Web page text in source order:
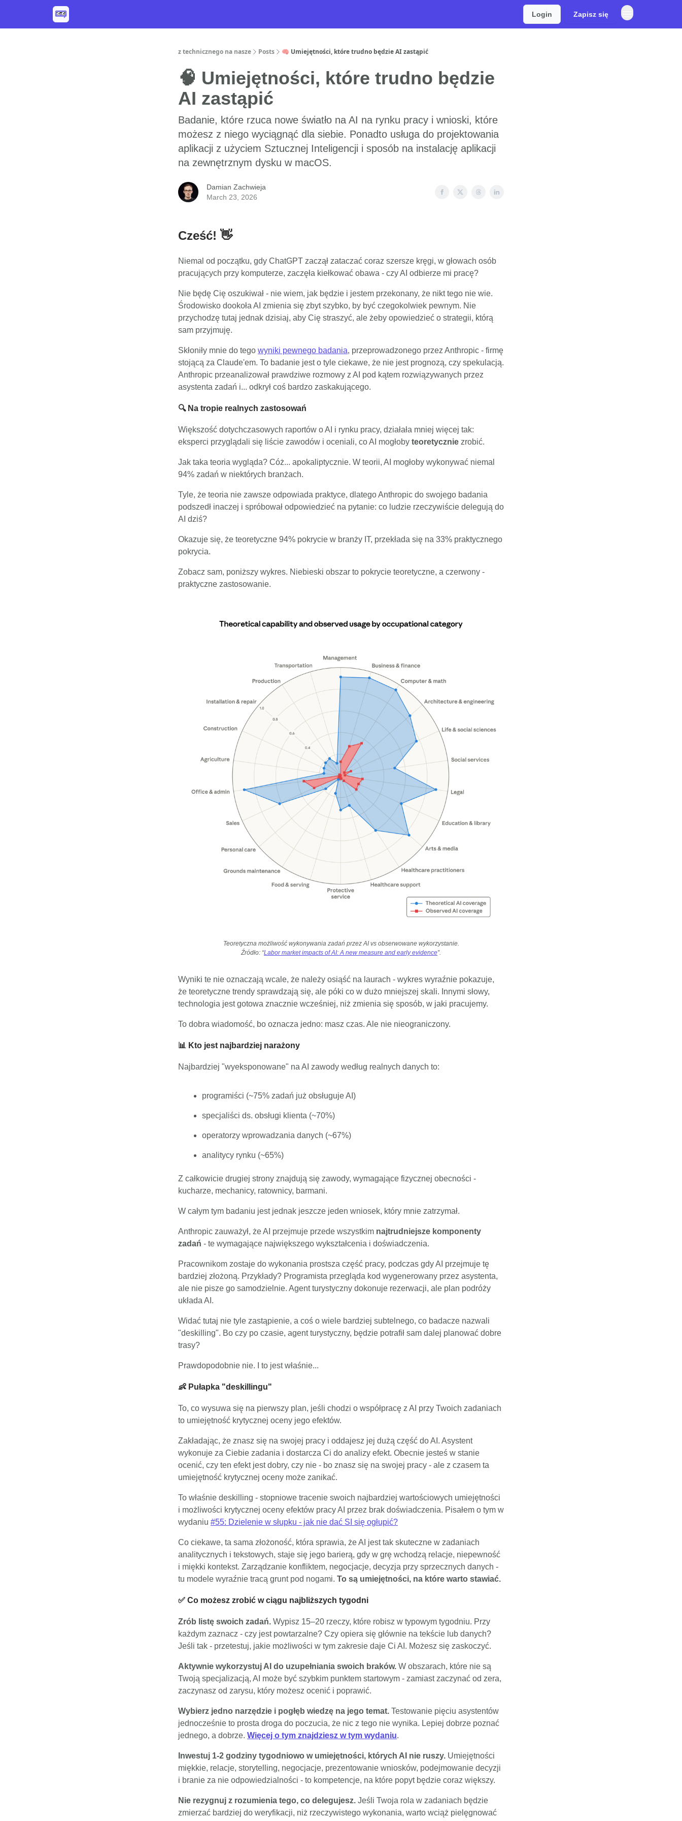
Login Zapisz się
z technicznego na nasze Posts 🧠 Umiejętności, które trudno będzie AI zastąpić
🧠 Umiejętności, które trudno będzie
AI zastąpić
Badanie, które rzuca nowe światło na AI na rynku pracy i wnioski, które
możesz z niego wyciągnąć dla siebie. Ponadto usługa do projektowania
aplikacji z użyciem Sztucznej Inteligencji i sposób na instalację aplikacji
na zewnętrznym dysku w macOS.
Damian Zachwieja
March 23, 2026
Cześć! 👋
Niemal od początku, gdy ChatGPT zaczął zataczać coraz szersze kręgi, w głowach osób
pracujących przy komputerze, zaczęła kiełkować obawa - czy AI odbierze mi pracę?
Nie będę Cię oszukiwał - nie wiem, jak będzie i jestem przekonany, że nikt tego nie wie.
Środowisko dookoła AI zmienia się zbyt szybko, by być czegokolwiek pewnym. Nie
przychodzę tutaj jednak dzisiaj, aby Cię straszyć, ale żeby opowiedzieć o strategii, którą
sam przyjmuję.
Skłoniły mnie do tego wyniki pewnego badania, przeprowadzonego przez Anthropic - firmę
stojącą za Claude'em. To badanie jest o tyle ciekawe, że nie jest prognozą, czy spekulacją.
Anthropic przeanalizował prawdziwe rozmowy z AI pod kątem rozwiązywanych przez
asystenta zadań i... odkrył coś bardzo zaskakującego.
🔍 Na tropie realnych zastosowań
Większość dotychczasowych raportów o AI i rynku pracy, działała mniej więcej tak:
eksperci przyglądali się liście zawodów i oceniali, co AI mogłoby teoretycznie zrobić.
Jak taka teoria wygląda? Cóż... apokaliptycznie. W teorii, AI mogłoby wykonywać niemal
94% zadań w niektórych branżach.
Tyle, że teoria nie zawsze odpowiada praktyce, dlatego Anthropic do swojego badania
podszedł inaczej i spróbował odpowiedzieć na pytanie: co ludzie rzeczywiście delegują do
AI dziś?
Okazuje się, że teoretyczne 94% pokrycie w branży IT, przekłada się na 33% praktycznego
pokrycia.
Zobacz sam, poniższy wykres. Niebieski obszar to pokrycie teoretyczne, a czerwony -
praktyczne zastosowanie.
Teoretyczna możliwość wykonywania zadań przez AI vs obserwowane wykorzystanie.
Źródło: “Labor market impacts of AI: A new measure and early evidence”.
Wyniki te nie oznaczają wcale, że należy osiąść na laurach - wykres wyraźnie pokazuje,
że teoretyczne trendy sprawdzają się, ale póki co w dużo mniejszej skali. Innymi słowy,
technologia jest gotowa znacznie wcześniej, niż zmienia się sposób, w jaki pracujemy.
To dobra wiadomość, bo oznacza jedno: masz czas. Ale nie nieograniczony.
📊 Kto jest najbardziej narażony
Najbardziej "wyeksponowane" na AI zawody według realnych danych to:
programiści (~75% zadań już obsługuje AI)
specjaliści ds. obsługi klienta (~70%)
operatorzy wprowadzania danych (~67%)
analitycy rynku (~65%)
Z całkowicie drugiej strony znajdują się zawody, wymagające fizycznej obecności -
kucharze, mechanicy, ratownicy, barmani.
W całym tym badaniu jest jednak jeszcze jeden wniosek, który mnie zatrzymał.
Anthropic zauważył, że AI przejmuje przede wszystkim najtrudniejsze komponenty
zadań - te wymagające największego wykształcenia i doświadczenia.
Pracownikom zostaje do wykonania prostsza część pracy, podczas gdy AI przejmuje tę
bardziej złożoną. Przykłady? Programista przegląda kod wygenerowany przez asystenta,
ale nie pisze go samodzielnie. Agent turystyczny dokonuje rezerwacji, ale plan podróży
układa AI.
Widać tutaj nie tyle zastąpienie, a coś o wiele bardziej subtelnego, co badacze nazwali
"deskilling". Bo czy po czasie, agent turystyczny, będzie potrafił sam dalej planować dobre
trasy?
Prawdopodobnie nie. I to jest właśnie...
👶 Pułapka "deskillingu"
To, co wysuwa się na pierwszy plan, jeśli chodzi o współpracę z AI przy Twoich zadaniach
to umiejętność krytycznej oceny jego efektów.
Zakładając, że znasz się na swojej pracy i oddajesz jej dużą część do AI. Asystent
wykonuje za Ciebie zadania i dostarcza Ci do analizy efekt. Obecnie jesteś w stanie
ocenić, czy ten efekt jest dobry, czy nie - bo znasz się na swojej pracy - ale z czasem ta
umiejętność krytycznej oceny może zanikać.
To właśnie deskilling - stopniowe tracenie swoich najbardziej wartościowych umiejętności
i możliwości krytycznej oceny efektów pracy AI przez brak doświadczenia. Pisałem o tym w
wydaniu #55: Dzielenie w słupku - jak nie dać SI się ogłupić?
Co ciekawe, ta sama złożoność, która sprawia, że AI jest tak skuteczne w zadaniach
analitycznych i tekstowych, staje się jego barierą, gdy w grę wchodzą relacje, niepewność
i miękki kontekst. Zarządzanie konfliktem, negocjacje, decyzja przy sprzecznych danych -
tu modele wyraźnie tracą grunt pod nogami. To są umiejętności, na które warto stawiać.
✅ Co możesz zrobić w ciągu najbliższych tygodni
Zrób listę swoich zadań. Wypisz 15–20 rzeczy, które robisz w typowym tygodniu. Przy
każdym zaznacz - czy jest powtarzalne? Czy opiera się głównie na tekście lub danych?
Jeśli tak - przetestuj, jakie możliwości w tym zakresie daje Ci AI. Możesz się zaskoczyć.
Aktywnie wykorzystuj AI do uzupełniania swoich braków. W obszarach, które nie są
Twoją specjalizacją, AI może być szybkim punktem startowym - zamiast zaczynać od zera,
zaczynasz od zarysu, który możesz ocenić i poprawić.
Wybierz jedno narzędzie i pogłęb wiedzę na jego temat. Testowanie pięciu asystentów
jednocześnie to prosta droga do poczucia, że nic z tego nie wynika. Lepiej dobrze poznać
jednego, a dobrze. Więcej o tym znajdziesz w tym wydaniu.
Inwestuj 1-2 godziny tygodniowo w umiejętności, których AI nie ruszy. Umiejętności
miękkie, relacje, storytelling, negocjacje, prezentowanie wniosków, podejmowanie decyzji
i branie za nie odpowiedzialności - to kompetencje, na które popyt będzie coraz większy.
Nie rezygnuj z rozumienia tego, co delegujesz. Jeśli Twoja rola w zadaniach będzie
zmierzać bardziej do weryfikacji, niż rzeczywistego wykonania, warto wciąż pielęgnować